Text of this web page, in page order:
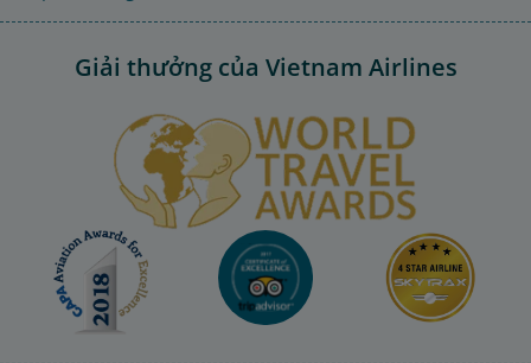
Giải thưởng của Vietnam Airlines